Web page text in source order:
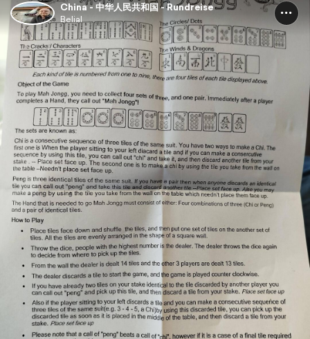
China - 中华人民共和国 - Rundreise
Belial